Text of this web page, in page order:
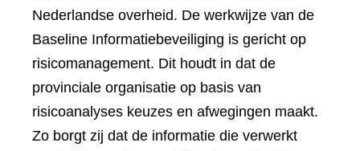
Nederlandse overheid. De werkwijze van de
Baseline Informatiebeveiliging is gericht op
risicomanagement. Dit houdt in dat de
provinciale organisatie op basis van
risicoanalyses keuzes en afwegingen maakt.
Zo borgt zij dat de informatie die verwerkt